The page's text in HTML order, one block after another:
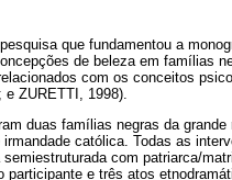
que fundamentou a
de beleza em famílias
com os conceitos
ZURETTI, 1998).
duas famílias negras da
irmandade católica. Todas as
com patriarca/
participante e três atos